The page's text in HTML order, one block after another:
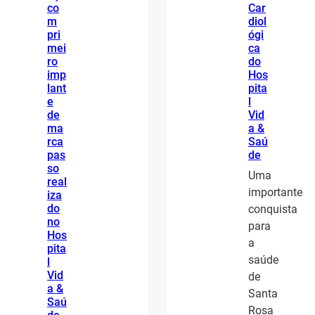
co
m
pri
mei
ro
imp
lant
e
de
ma
rca
pas
so
real
iza
do
no
Hos
pita
l
Vid
a &
Saú
Car
diol
ógi
ca
do
Hos
pita
l
Vid
a &
Saú
de
Uma
importante
conquista
para
a
saúde
de
Santa
Rosa